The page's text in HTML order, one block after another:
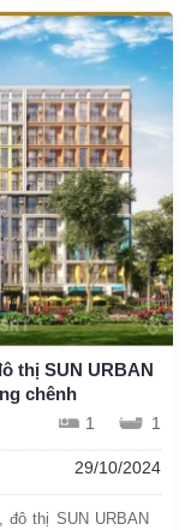
thị SUN URBAN
chênh
1 1
29/10/2024
đô thị SUN URBAN